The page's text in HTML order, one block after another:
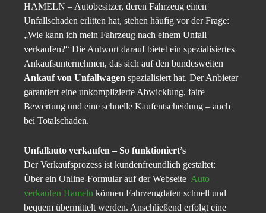
HAMELN – Autobesitzer, deren Fahrzeug einen
Unfallschaden erlitten hat, stehen häufig vor der Frage:
„Wie kann ich mein Fahrzeug nach einem Unfall
verkaufen?“ Die Antwort darauf bietet ein spezialisiertes
Ankaufsunternehmen, das sich auf den bundesweiten
Ankauf von Unfallwagen spezialisiert hat. Der Anbieter
garantiert eine unkomplizierte Abwicklung, faire
Bewertung und eine schnelle Kaufentscheidung – auch
bei Totalschaden.
Unfallauto verkaufen – So funktioniert’s
Der Verkaufsprozess ist kundenfreundlich gestaltet:
Über ein Online-Formular auf der Webseite Auto
verkaufen Hameln können Fahrzeugdaten schnell und
bequem übermittelt werden. Anschließend erfolgt eine